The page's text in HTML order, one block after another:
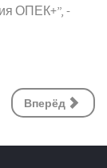
ОПЕК+”, -
Вперёд